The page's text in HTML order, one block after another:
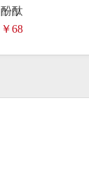
酚酞
￥68